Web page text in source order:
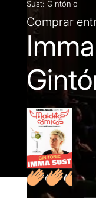
Sust: Gintónic
Comprar